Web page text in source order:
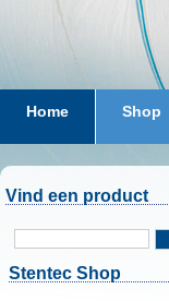
Home Shop
Vind een product
Stentec Shop